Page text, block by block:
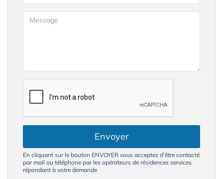
Envoyer
En cliquant sur le bouton ENVOYER vous acceptez d’être contacté
par mail ou téléphone par les opérateurs de résidences services
répondant à votre demande